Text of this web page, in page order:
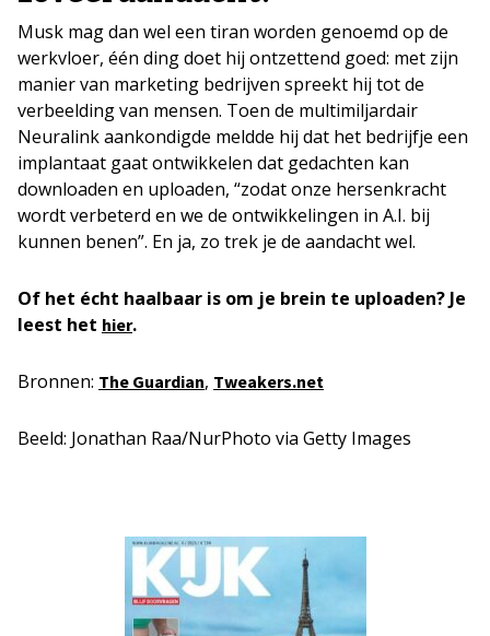
Musk mag dan wel een tiran worden genoemd op de
werkvloer, één ding doet hij ontzettend goed: met zijn
manier van marketing bedrijven spreekt hij tot de
verbeelding van mensen. Toen de multimiljardair
Neuralink aankondigde meldde hij dat het bedrijfje een
implantaat gaat ontwikkelen dat gedachten kan
downloaden en uploaden, “zodat onze hersenkracht
wordt verbeterd en we de ontwikkelingen in A.I. bij
kunnen benen”. En ja, zo trek je de aandacht wel.
Of het écht haalbaar is om je brein te uploaden? Je
leest het hier.
Bronnen: The Guardian, Tweakers.net
Beeld: Jonathan Raa/NurPhoto via Getty Images